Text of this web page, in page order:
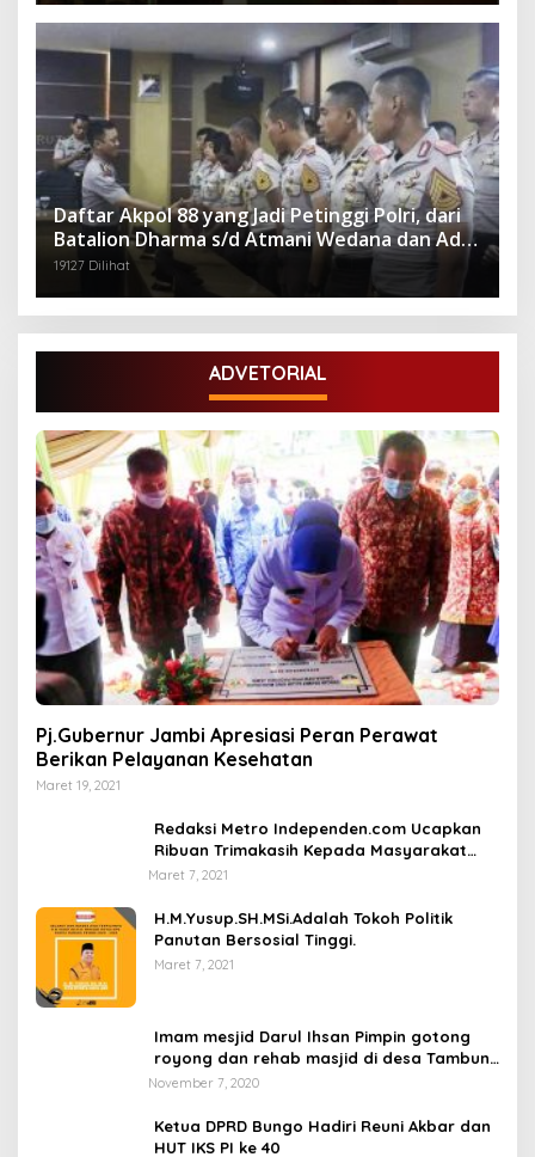
Daftar Akpol 88 yang Jadi Petinggi Polri, dari
Batalion Dharma s/d Atmani Wedana dan Adhi
Pradana
19127 Dilihat
ADVETORIAL
Pj.Gubernur Jambi Apresiasi Peran Perawat
Berikan Pelayanan Kesehatan
Maret 19, 2021
Redaksi Metro Independen.com Ucapkan
Ribuan Trimakasih Kepada Masyarakat
Pengunjung Dan Pembaca.
Maret 7, 2021
H.M.Yusup.SH.MSi.Adalah Tokoh Politik
Panutan Bersosial Tinggi.
Maret 7, 2021
Imam mesjid Darul Ihsan Pimpin gotong
royong dan rehab masjid di desa Tambun
Arang Kecamatan Sumay, kabupaten tebo
November 7, 2020
Ketua DPRD Bungo Hadiri Reuni Akbar dan
HUT IKS PI ke 40